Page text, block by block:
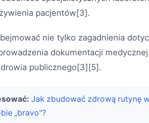
pacjentów[3].
nie tylko zagadnienia
dokumentacji
publicznego[3][5].
Jak zbudować zdrową rutynę
„bravo"?